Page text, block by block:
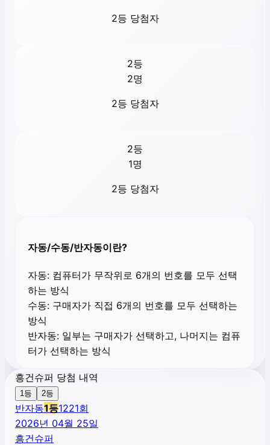
2등 당첨자
2등
2명
2등 당첨자
2등
1명
2등 당첨자
자동/수동/반자동이란?
자동: 컴퓨터가 무작위로 6개의 번호를 모두 선택
하는 방식
수동: 구매자가 직접 6개의 번호를 모두 선택하는
방식
반자동: 일부는 구매자가 선택하고, 나머지는 컴퓨
터가 선택하는 방식
흥건슈퍼 당첨 내역
1등 2등
반자동1등1221회
2026년 04월 25일
흥건슈퍼